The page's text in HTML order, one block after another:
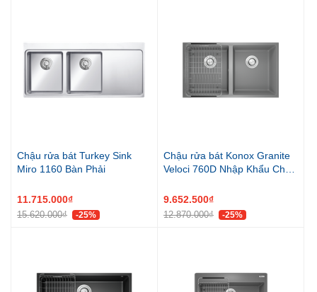
Chậu rửa bát Turkey Sink
Miro 1160 Bàn Phải
11.715.000₫
15.620.000₫ -25%
Chậu rửa bát Konox Granite
Veloci 760D Nhập Khẩu Châu
9.652.500₫
12.870.000₫ -25%